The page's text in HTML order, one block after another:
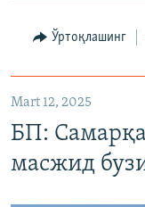
Ўртоқлашинг
Mart 12, 2025
БП:
масжид